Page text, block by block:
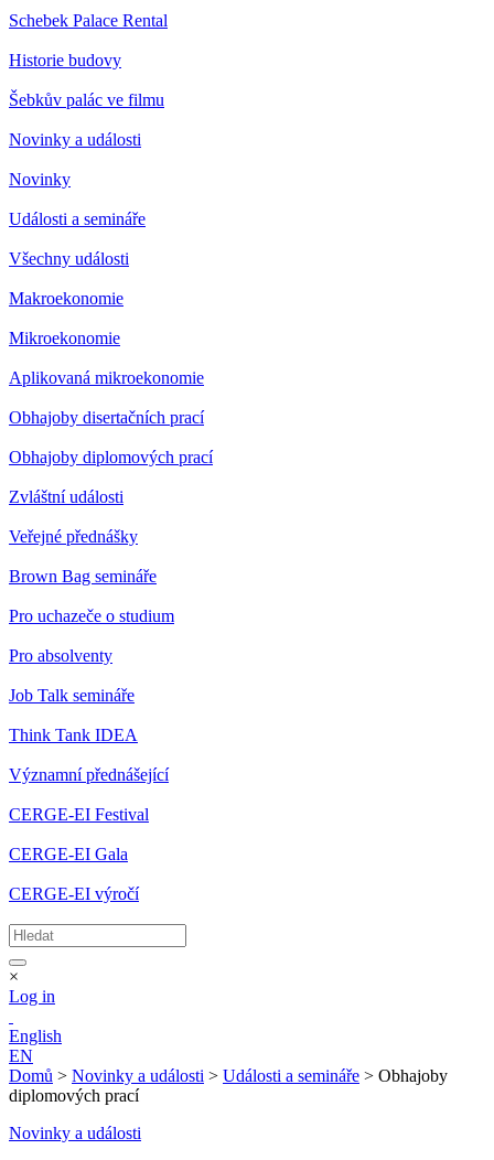
Schebek Palace Rental
Historie budovy
Šebkův palác ve filmu
Novinky a události
Novinky
Události a semináře
Všechny události
Makroekonomie
Mikroekonomie
Aplikovaná mikroekonomie
Obhajoby disertačních prací
Obhajoby diplomových prací
Zvláštní události
Veřejné přednášky
Brown Bag semináře
Pro uchazeče o studium
Pro absolventy
Job Talk semináře
Think Tank IDEA
Významní přednášející
CERGE-EI Festival
CERGE-EI Gala
CERGE-EI výročí
×
Log in
English
EN
Domů > Novinky a události > Události a semináře > Obhajoby
diplomových prací
Novinky a události